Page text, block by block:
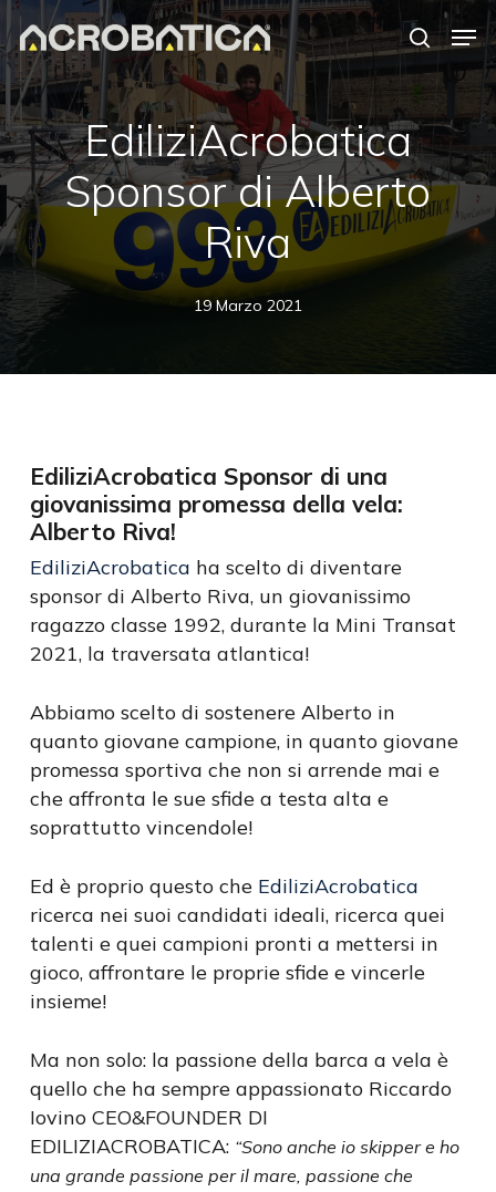
Skip
to
main
content
EdiliziAcrobatica
Sponsor di Alberto
Riva
19 Marzo 2021
EdiliziAcrobatica Sponsor di una
giovanissima promessa della vela:
Alberto Riva!
EdiliziAcrobatica ha scelto di diventare
sponsor di Alberto Riva, un giovanissimo
ragazzo classe 1992, durante la Mini Transat
2021, la traversata atlantica!
Abbiamo scelto di sostenere Alberto in
quanto giovane campione, in quanto giovane
promessa sportiva che non si arrende mai e
che affronta le sue sfide a testa alta e
soprattutto vincendole!
Ed è proprio questo che EdiliziAcrobatica
ricerca nei suoi candidati ideali, ricerca quei
talenti e quei campioni pronti a mettersi in
gioco, affrontare le proprie sfide e vincerle
insieme!
Ma non solo: la passione della barca a vela è
quello che ha sempre appassionato Riccardo
Iovino CEO&FOUNDER DI
EDILIZIACROBATICA: “Sono anche io skipper e ho
una grande passione per il mare, passione che
Close
Menu